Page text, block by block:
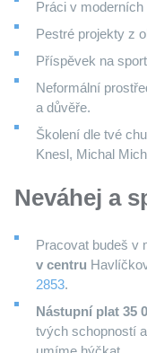
Práci v
Pestré projekty z
Příspěvek na
Neformální
a důvěře.
Školení dle tvé
Knesl, Michal
Neváhej a
Pracovat budeš v
v centru
2853.
Nástupní plat 35
tvých schopností